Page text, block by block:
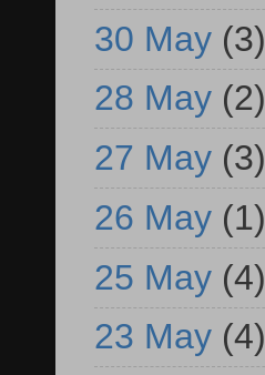
30 May (3)
28 May (2)
27 May (3)
26 May (1)
25 May (4)
23 May (4)